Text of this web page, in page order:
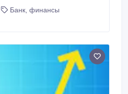
мы работаем
заявки напишите нам на E-
Банк, финансы